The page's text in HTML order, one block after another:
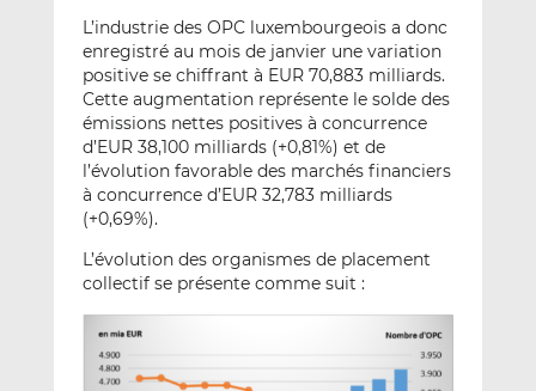
L’industrie des OPC luxembourgeois a donc
enregistré au mois de janvier une variation
positive se chiffrant à EUR 70,883 milliards.
Cette augmentation représente le solde des
émissions nettes positives à concurrence
d’EUR 38,100 milliards (+0,81%) et de
l’évolution favorable des marchés financiers
à concurrence d’EUR 32,783 milliards
(+0,69%).
L’évolution des organismes de placement
collectif se présente comme suit :